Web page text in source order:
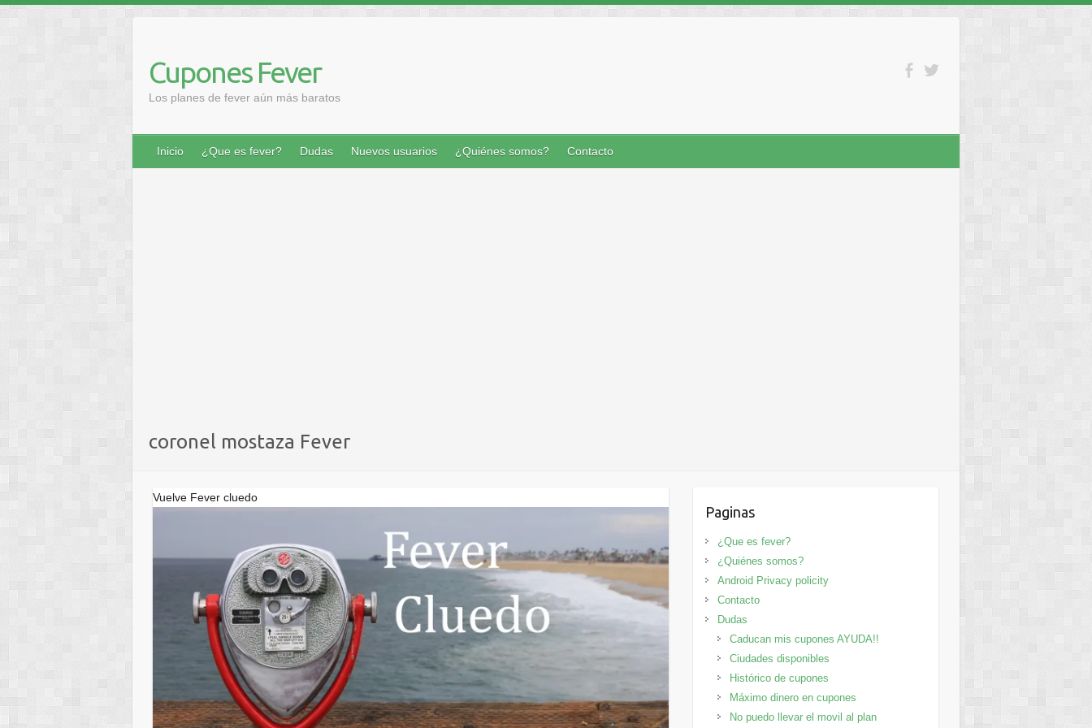
contenido
Cupones Fever
Los planes de fever aún más baratos
Inicio ¿Que es fever? Dudas Nuevos usuarios ¿Quiénes somos? Contacto
coronel mostaza Fever
Vuelve Fever cluedo
Paginas
¿Que es fever?
¿Quiénes somos?
Android Privacy policity
Contacto
Dudas
Caducan mis cupones AYUDA!!
Ciudades disponibles
Histórico de cupones
Máximo dinero en cupones
No puedo llevar el movil al plan